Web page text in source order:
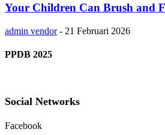
Your Children Can Brush and
admin vendor - 21 Februari 2026
PPDB 2025
Social Networks
Facebook